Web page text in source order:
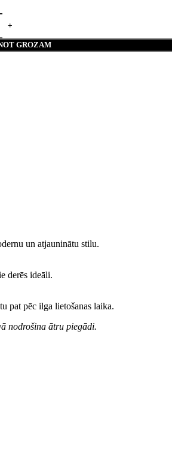
GROZAM
un atjauninātu stilu.
derēs ideāli.
pat pēc ilga lietošanas laika.
nodrošina ātru piegādi.